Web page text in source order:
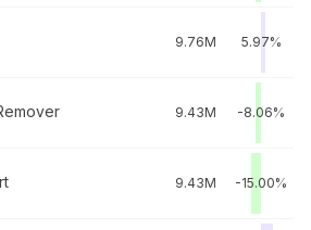
9.76M 5.97%
9.43M -8.06%
9.43M -15.00%